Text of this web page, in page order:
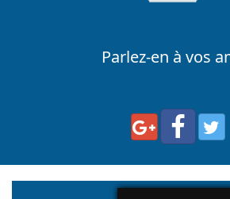
Parlez-en à vos